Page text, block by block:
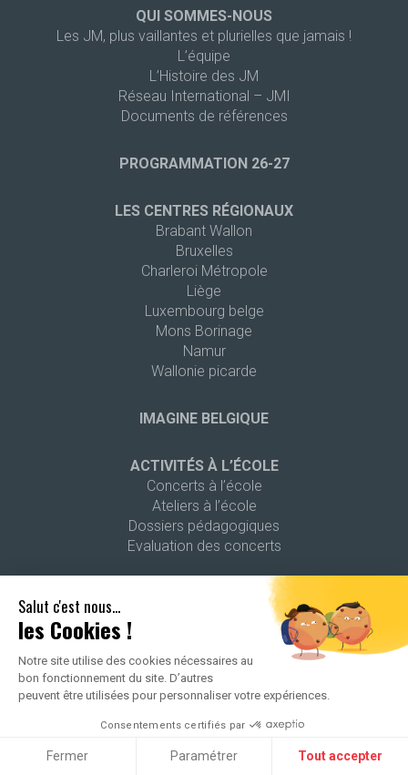
Salut c'est nous...
les Cookies !
Notre site utilise des cookies nécessaires au
bon fonctionnement du site. D’autres
peuvent être utilisées pour personnaliser votre expériences.
Consentements certifiés par
Fermer Paramétrer Tout accepter
QUI SOMMES-NOUS
Les JM, plus vaillantes et plurielles que jamais !
L’équipe
L’Histoire des JM
Réseau International – JMI
Documents de références
PROGRAMMATION 26-27
LES CENTRES RÉGIONAUX
Brabant Wallon
Bruxelles
Charleroi Métropole
Liège
Luxembourg belge
Mons Borinage
Namur
Wallonie picarde
IMAGINE BELGIQUE
ACTIVITÉS À L’ÉCOLE
Concerts à l’école
Ateliers à l’école
Dossiers pédagogiques
Evaluation des concerts
ACTIVITÉS TOUS PUBLICS
Petite enfance
AUTRES PROJETS
Ma Voix, Mes Droits
Un Amour de « Jeunesses »